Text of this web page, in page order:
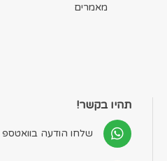
מאמרים
תהיו בקשר!
שלחו הודעה בוואטספ